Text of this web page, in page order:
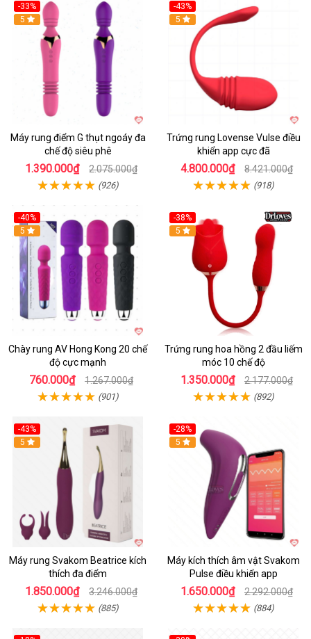
-33%
Hot
5
Máy rung điểm G thụt ngoáy đa
chế độ siêu phê
1.390.000₫ 2.075.000₫
(926)
-43%
Hot
5
Trứng rung Lovense Vulse điều
khiển app cực đã
4.800.000₫ 8.421.000₫
(918)
-40%
5
Chày rung AV Hong Kong 20 chế
độ cực mạnh
760.000₫ 1.267.000₫
(901)
-38%
Hot
5
Trứng rung hoa hồng 2 đầu liếm
móc 10 chế độ
1.350.000₫ 2.177.000₫
(892)
-43%
Hot
5
Máy rung Svakom Beatrice kích
thích đa điểm
1.850.000₫ 3.246.000₫
(885)
-28%
Hot
5
Máy kích thích âm vật Svakom
Pulse điều khiển app
1.650.000₫ 2.292.000₫
(884)